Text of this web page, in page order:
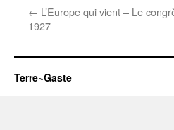
← L’Europe qui vient – Le
1927
Terre~Gaste